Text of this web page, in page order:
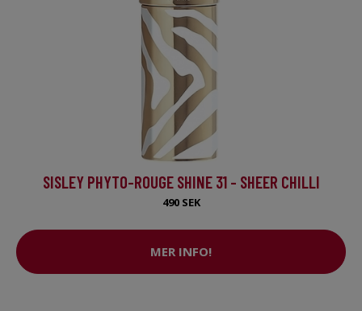
SISLEY PHYTO-ROUGE SHINE 31 - SHEER CHILLI
490 SEK
MER INFO!